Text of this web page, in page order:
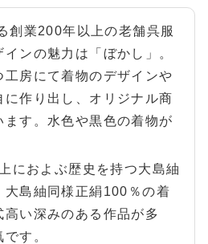
創業200年以上の老舗呉服
ンの魅力は「ぼかし」。
工房にて着物のデザインや
に作り出し、オリジナル商
ます。水色や黒色の着物が
におよぶ歴史を持つ大島紬
大島紬同様正絹100％の着
高い深みのある作品が多
す。